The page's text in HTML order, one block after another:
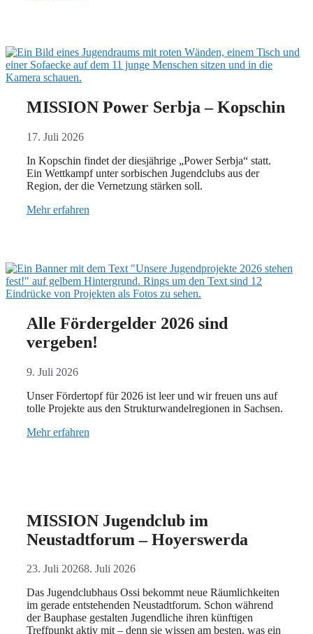
MISSION Power Serbja – Kopschin
17. Juli 2026
In Kopschin findet der diesjährige „Power Serbja“ statt.
Ein Wettkampf unter sorbischen Jugendclubs aus der
Region, der die Vernetzung stärken soll.
Mehr erfahren
Alle Fördergelder 2026 sind
vergeben!
9. Juli 2026
Unser Fördertopf für 2026 ist leer und wir freuen uns auf
tolle Projekte aus den Strukturwandelregionen in Sachsen.
Mehr erfahren
MISSION Jugendclub im
Neustadtforum – Hoyerswerda
23. Juli 20268. Juli 2026
Das Jugendclubhaus Ossi bekommt neue Räumlichkeiten
im gerade entstehenden Neustadtforum. Schon während
der Bauphase gestalten Jugendliche ihren künftigen
Treffpunkt aktiv mit – denn sie wissen am besten, was ein